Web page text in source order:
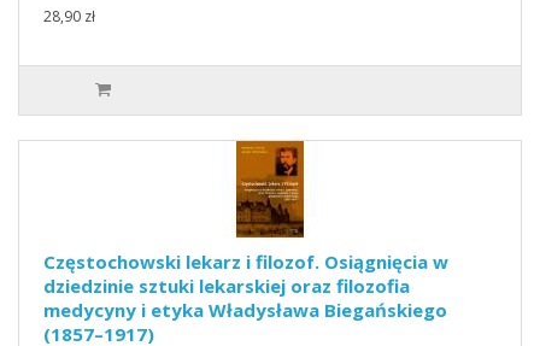
28,90 zł
Częstochowski lekarz i filozof. Osiągnięcia w
dziedzinie sztuki lekarskiej oraz filozofia
medycyny i etyka Władysława Biegańskiego
(1857–1917)